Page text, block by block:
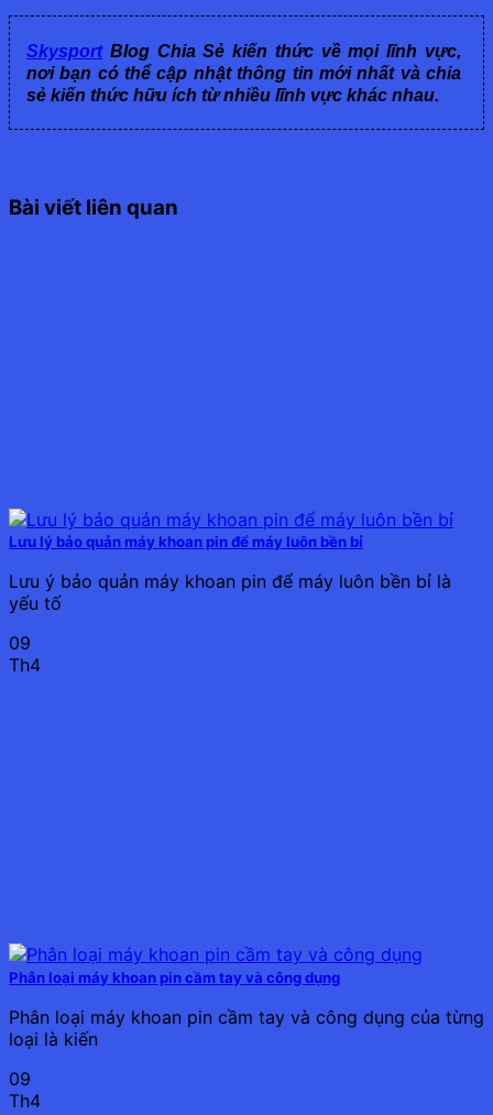
SkysportBlog Chia Sẻ kiến thức về mọi lĩnh vực,
nơi bạn có thể cập nhật thông tin mới nhất và chia
sẻ kiến thức hữu ích từ nhiều lĩnh vực khác nhau.
Bài viết liên quan
Lưu lý bảo quản máy khoan pin để máy luôn bền bỉ
Lưu ý bảo quản máy khoan pin để máy luôn bền bỉ là
yếu tố
09
Th4
Phân loại máy khoan pin cầm tay và công dụng
Phân loại máy khoan pin cầm tay và công dụng của từng
loại là kiến
09
Th4